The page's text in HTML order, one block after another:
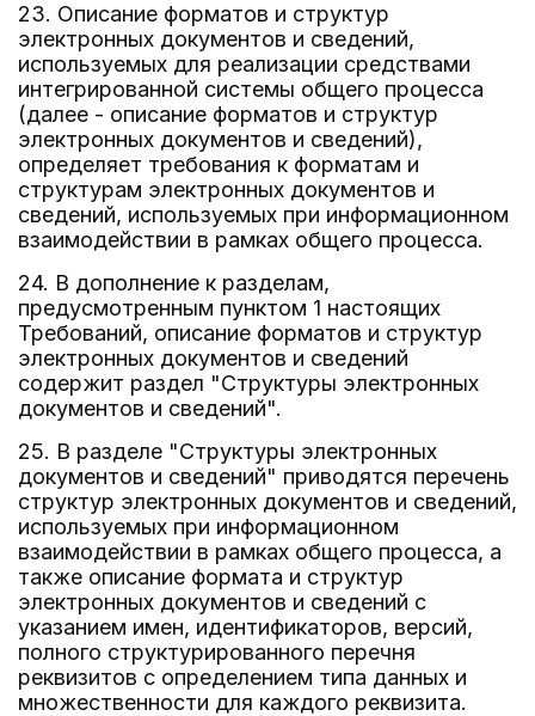
23. Описание форматов и структур
электронных документов и сведений,
используемых для реализации средствами
интегрированной системы общего процесса
(далее - описание форматов и структур
электронных документов и сведений),
определяет требования к форматам и
структурам электронных документов и
сведений, используемых при информационном
взаимодействии в рамках общего процесса.
24. В дополнение к разделам,
предусмотренным пунктом 1 настоящих
Требований, описание форматов и структур
электронных документов и сведений
содержит раздел "Структуры электронных
документов и сведений".
25. В разделе "Структуры электронных
документов и сведений" приводятся перечень
структур электронных документов и сведений,
используемых при информационном
взаимодействии в рамках общего процесса, а
также описание формата и структур
электронных документов и сведений с
указанием имен, идентификаторов, версий,
полного структурированного перечня
реквизитов с определением типа данных и
множественности для каждого реквизита.